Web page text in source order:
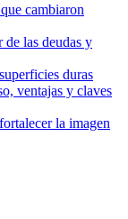
cambiaron
las deudas y
duras
ventajas y claves
la imagen